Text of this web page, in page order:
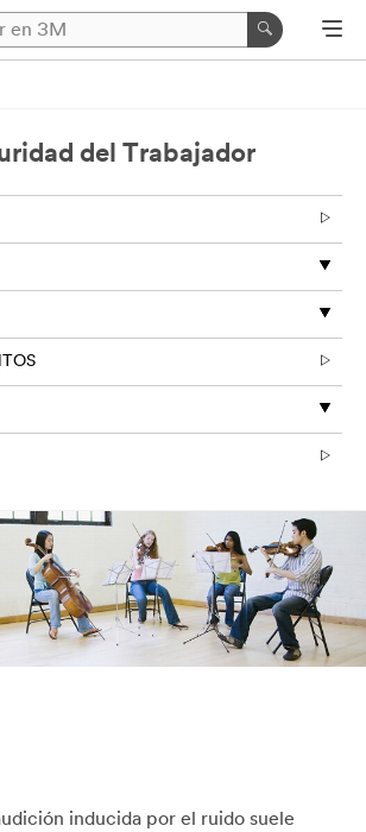
del Trabajador
inducida por el ruido suele